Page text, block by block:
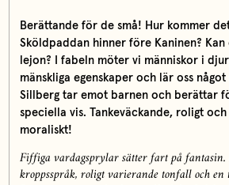
Berättande för de små! Hur kommer
Sköldpaddan hinner före Kaninen? Kan
lejon? I fabeln möter vi människor i
mänskliga egenskaper och lär oss
Sillberg tar emot barnen och berättar
speciella vis. Tankeväckande, roligt och
moraliskt!
Fiffiga vardagsprylar sätter fart på fantasin.
kroppsspråk, roligt varierande tonfall och en